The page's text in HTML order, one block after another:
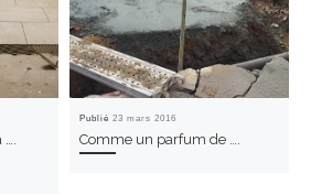
Publié23 mars 2016
Comme un parfum de ….